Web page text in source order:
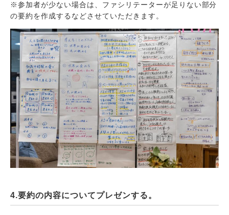
※参加者が少ない場合は、ファシリテーターが足りない部分
の要約を作成するなどさせていただきます。
4.要約の内容についてプレゼンする。